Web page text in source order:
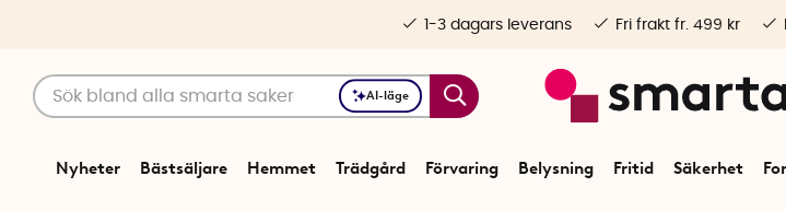
AI-läge
Nyheter Bästsäljare Hemmet Trädgård Förvaring Belysning Fritid Säkerhet
1-3 dagars leverans Fri frakt fr. 499 kr